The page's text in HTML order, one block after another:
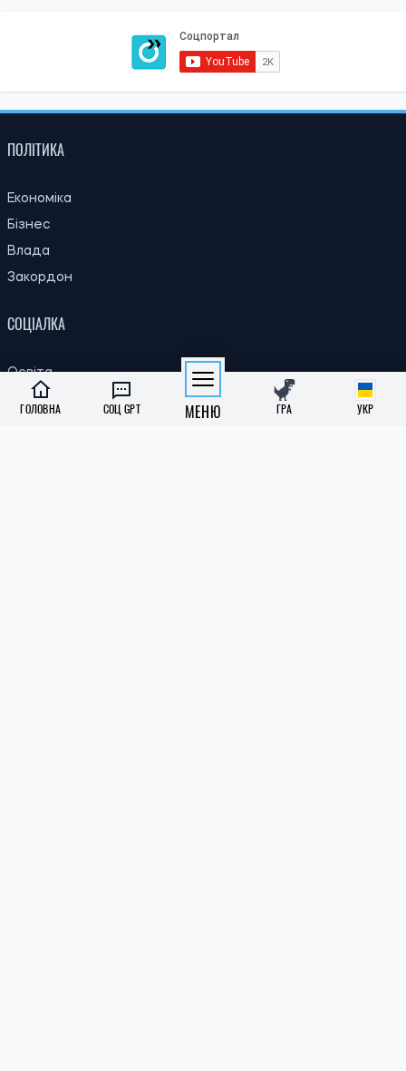
ПОЛІТИКА
Економіка
Бізнес
Влада
Закордон
СОЦІАЛКА
Освіта
Медреформа
ГОЛОВНА СОЦ GPT МЕНЮ ГРА УКР